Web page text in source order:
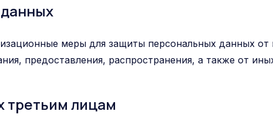
меры для защиты персональных данных от
предоставления, распространения, а также от
третьим лицам